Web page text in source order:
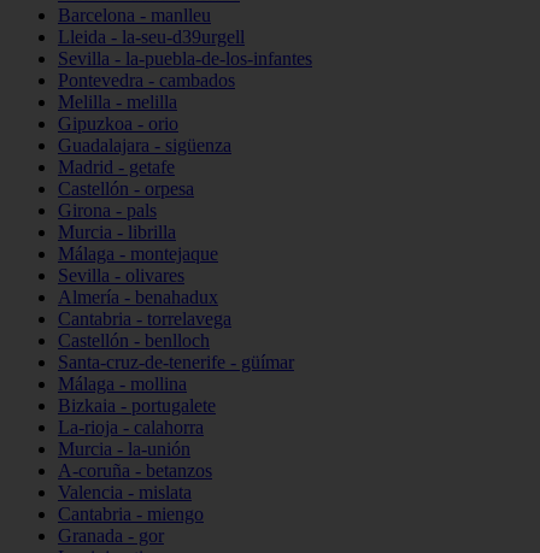
Barcelona - manlleu
Lleida - la-seu-d39urgell
Sevilla - la-puebla-de-los-infantes
Pontevedra - cambados
Melilla - melilla
Gipuzkoa - orio
Guadalajara - sigüenza
Madrid - getafe
Castellón - orpesa
Girona - pals
Murcia - librilla
Málaga - montejaque
Sevilla - olivares
Almería - benahadux
Cantabria - torrelavega
Castellón - benlloch
Santa-cruz-de-tenerife - güímar
Málaga - mollina
Bizkaia - portugalete
La-rioja - calahorra
Murcia - la-unión
A-coruña - betanzos
Valencia - mislata
Cantabria - miengo
Granada - gor